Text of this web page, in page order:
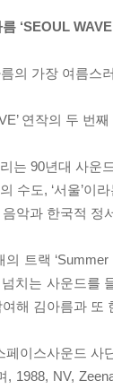
‘SEOUL
의 가장 여름스
연작의 두
는 90년대 사운
수도, ‘서울’
악과 한국적 정
의 트랙
치는 사운드를
해 김아름과 또
이스사운드 사
, 1988, NV,